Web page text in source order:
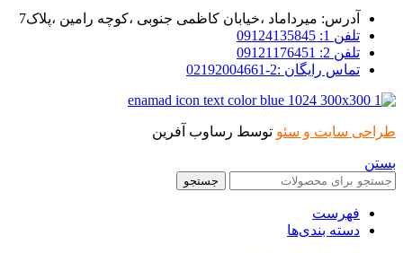
آدرس: میرداماد ،خیابان کاظمی جنوبی ،کوچه رامین ،پلاک7
تلفن 1: 09124135845
تلفن 2: 09121176451
تماس رایگان :2-02192004661
طراحی سایت و سئو توسط رساوب آفرین
بستن
جستجو
فهرست
دسته بندی‌ها